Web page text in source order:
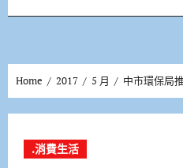
Home 2017 5 月 中市環保局
.消費生活